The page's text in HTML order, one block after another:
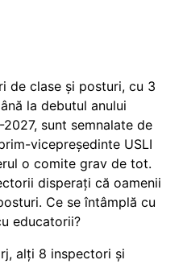
de clase și posturi, cu 3
la debutul anului
sunt semnalate de
vicepreședinte USLI
o comite grav de tot.
disperați că oamenii
Ce se întâmplă cu
educatorii?
alți 8 inspectori și